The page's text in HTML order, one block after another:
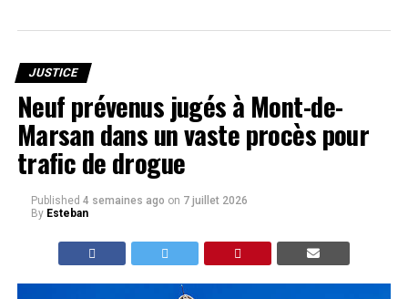
JUSTICE
Neuf prévenus jugés à Mont-de-
Marsan dans un vaste procès pour
trafic de drogue
Published 4 semaines ago on 7 juillet 2026
By Esteban